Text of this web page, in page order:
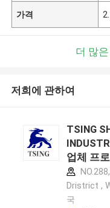
가격
더 많
저희에 관하여
TSING
업체 프
Dristrict ,
국